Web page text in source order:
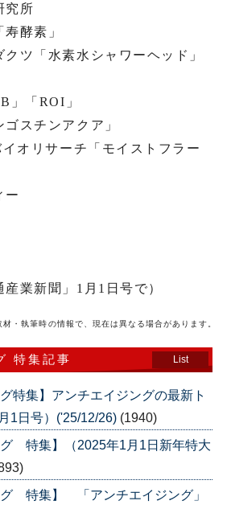
究所
酵素」
クツ「水素水シャワーヘッド」
」「ROI」
ゴスチンアクア」
イオリサーチ「モイストフラー
ー
業新聞」1月1日号で）
材・執筆時の情報で、現在は異なる場合があります。
特集記事 List
特集】アンチエイジングの最新ト
1日号）('25/12/26) (1940)
グ 特集】（2025年1月1日新年特大
グ 特集】 「アンチエイジング」